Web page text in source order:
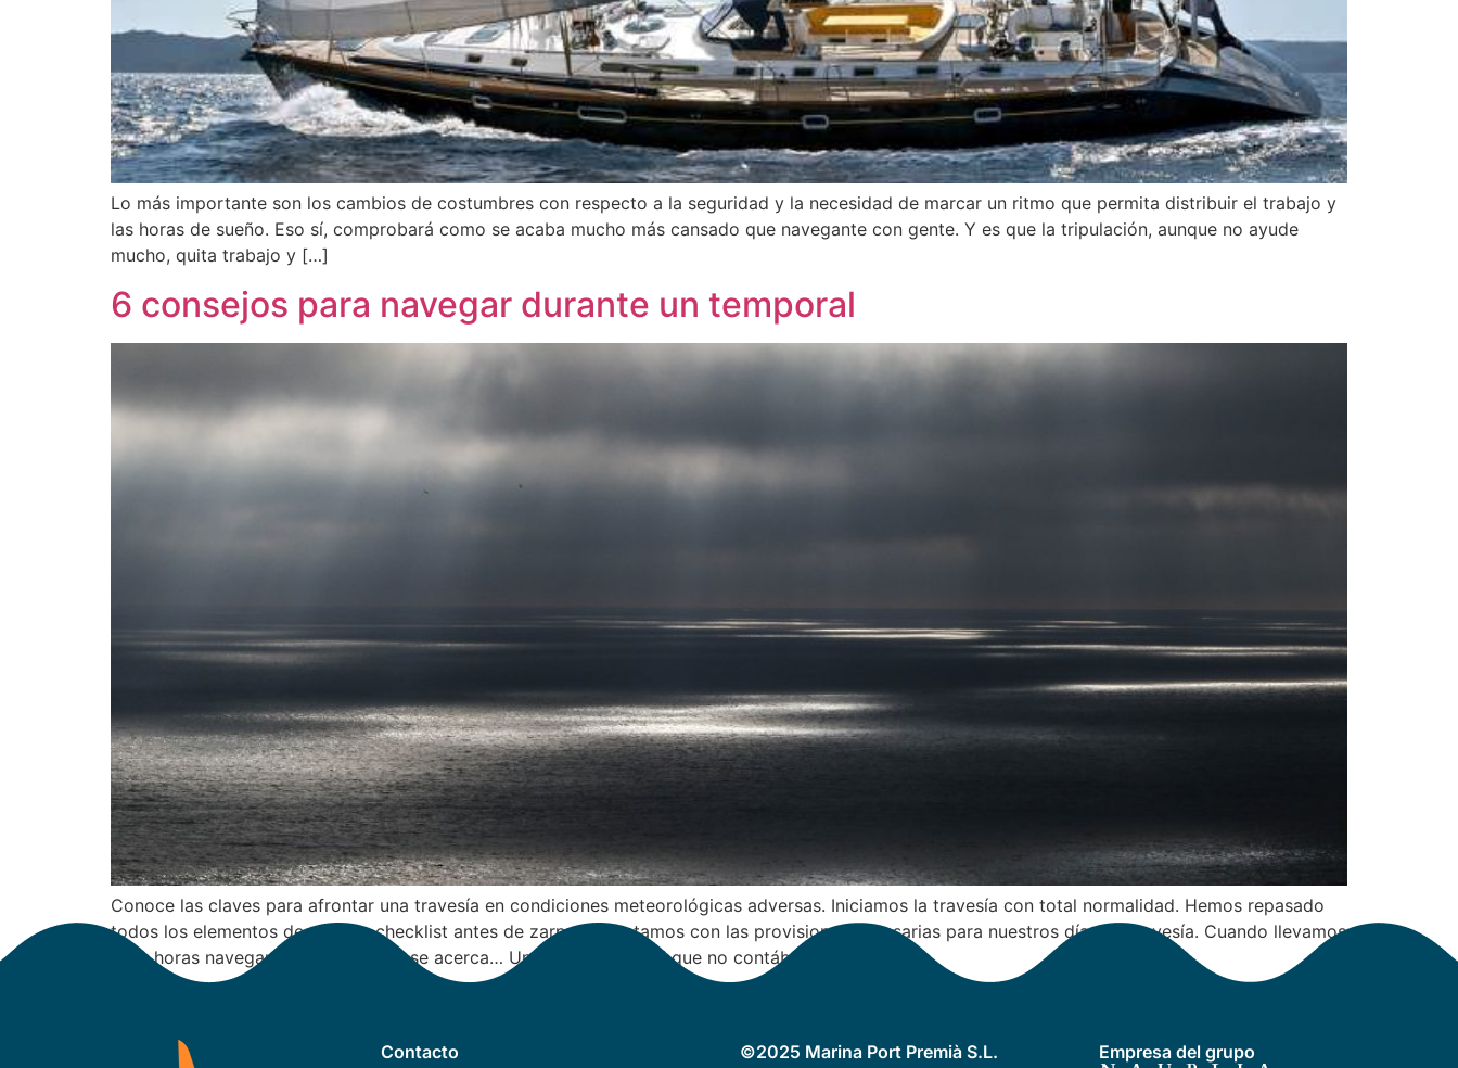
Lo más importante son los cambios de costumbres con respecto a la seguridad y la necesidad de marcar un ritmo que permita distribuir el trabajo y
las horas de sueño. Eso sí, comprobará como se acaba mucho más cansado que navegante con gente. Y es que la tripulación, aunque no ayude
mucho, quita trabajo y […]
6 consejos para navegar durante un temporal
Conoce las claves para afrontar una travesía en condiciones meteorológicas adversas. Iniciamos la travesía con total normalidad. Hemos repasado
todos los elementos de nuestra checklist antes de zarpar y contamos con las provisiones necesarias para nuestros días de travesía. Cuando llevamos
unas horas navegando, un temporal se acerca… Un temporal con el que no contábamos. […]
Contacto
©2025 Marina Port Premià S.L.
Empresa del grupo